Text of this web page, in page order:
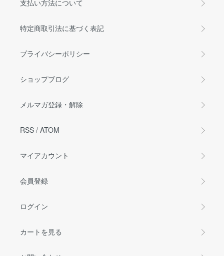
支払い方法について
特定商取引法に基づく表記
プライバシーポリシー
ショップブログ
メルマガ登録・解除
RSS / ATOM
マイアカウント
会員登録
ログイン
カートを見る